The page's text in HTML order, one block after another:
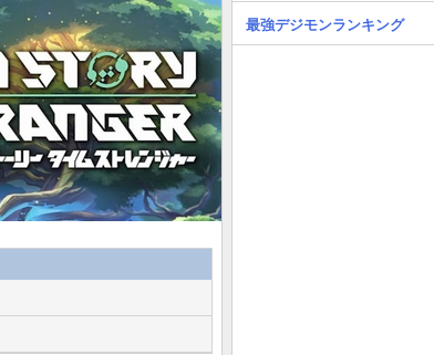
最強デジモンランキング